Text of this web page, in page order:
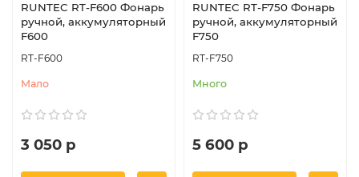
RUNTEC RT-F600 Фонарь
ручной, аккумуляторный
F600
RT-F600
Мало
3 050 р
RUNTEC RT-F750 Фонарь
ручной, аккумуляторный
F750
RT-F750
Много
5 600 р